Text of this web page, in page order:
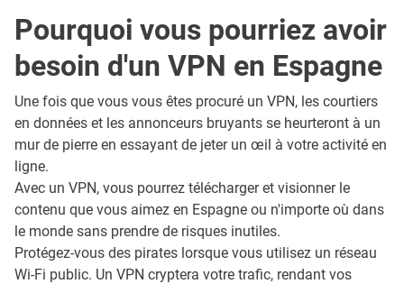
Pourquoi vous pourriez avoir
besoin d'un VPN en Espagne
Une fois que vous vous êtes procuré un VPN, les courtiers
en données et les annonceurs bruyants se heurteront à un
mur de pierre en essayant de jeter un œil à votre activité en
ligne.
Avec un VPN, vous pourrez télécharger et visionner le
contenu que vous aimez en Espagne ou n'importe où dans
le monde sans prendre de risques inutiles.
Protégez-vous des pirates lorsque vous utilisez un réseau
Wi-Fi public. Un VPN cryptera votre trafic, rendant vos